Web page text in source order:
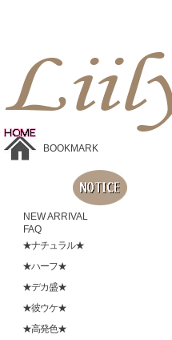
BOOKMARK
NEW ARRIVAL
FAQ
★ナチュラル★
★ハーフ★
★デカ盛★
★彼ウケ★
★高発色★